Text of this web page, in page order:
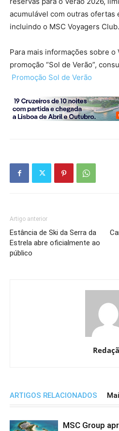
acumulável com outras ofertas
incluindo o MSC Voyagers Club.
Para mais informações sobre o
promoção “Sol de Verão”,
Promoção Sol de Verão
Artigo anterior
Estância de Ski da Serra da
Estrela abre oficialmente ao
público
ARTIGOS RELACIONADOS
MSC Group